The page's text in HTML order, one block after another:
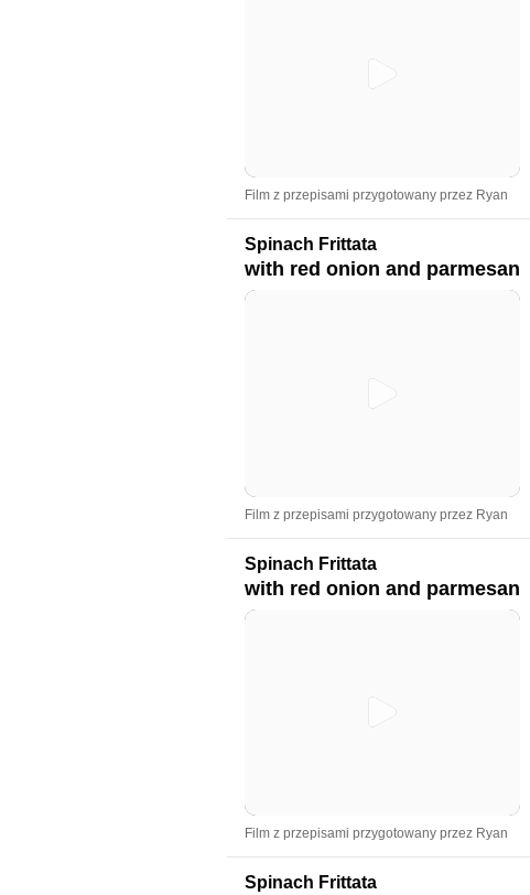
Film z przepisami przygotowany przez Ryan
Spinach Frittata
with red onion and parmesan
Film z przepisami przygotowany przez Ryan
Spinach Frittata
with red onion and parmesan
Film z przepisami przygotowany przez Ryan
Spinach Frittata